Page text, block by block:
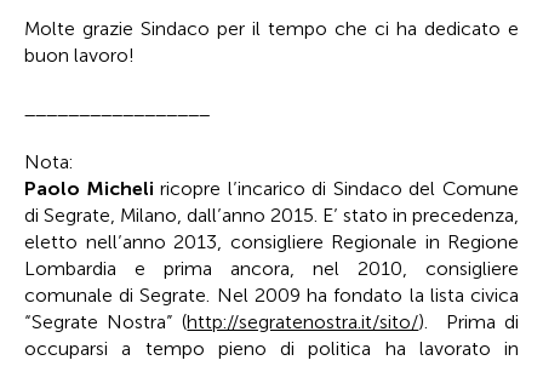
Molte grazie Sindaco per il tempo che ci ha dedicato e
buon lavoro!
Nota:
Paolo Micheli ricopre l’incarico di Sindaco del Comune
di Segrate, Milano, dall’anno 2015. E’ stato in precedenza,
eletto nell’anno 2013, consigliere Regionale in Regione
Lombardia e prima ancora, nel 2010, consigliere
comunale di Segrate. Nel 2009 ha fondato la lista civica
“Segrate Nostra” (http://segratenostra.it/sito/). Prima di
occuparsi a tempo pieno di politica ha lavorato in